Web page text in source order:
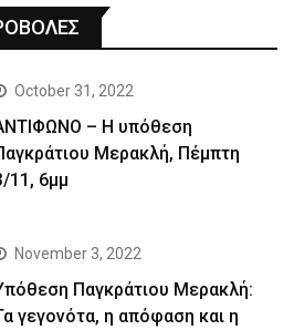
October 31, 2022
– Η υπόθεση
Μερακλή, Πέμπτη
11, 6μμ
November 3, 2022
Παγκράτιου Μερακλή:
γεγονότα, η απόφαση και η